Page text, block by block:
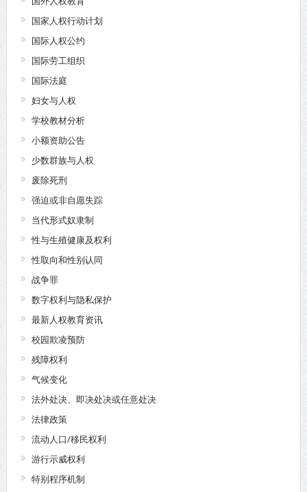
国家人权行动计划
国际人权公约
国际劳工组织
国际法庭
妇女与人权
学校教材分析
小额资助公告
少数群族与人权
废除死刑
强迫或非自愿失踪
当代形式奴隶制
性与生殖健康及权利
性取向和性别认同
战争罪
数字权利与隐私保护
最新人权教育资讯
校园欺凌预防
残障权利
气候变化
法外处决、即决处决或任意处决
法律政策
流动人口/移民权利
游行示威权利
特别程序机制